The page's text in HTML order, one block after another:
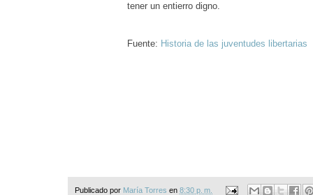
tener un entierro digno.
Fuente: Historia de las juventudes libertarias
Publicado por María Torres en 8:30 p. m.